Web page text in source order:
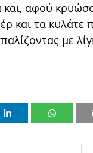
αφού
και τα κυλάτε
με